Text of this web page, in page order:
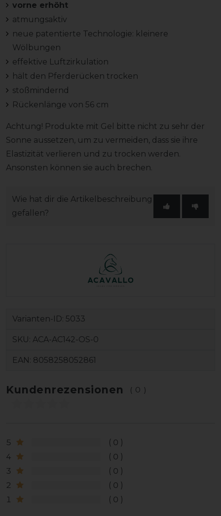
vorne erhöht
atmungsaktiv
neue patentierte Technologie: kleinere
Wölbungen
effektive Luftzirkulation
hält den Pferderücken trocken
stoßmindernd
Rückenlänge von 56 cm
Achtung! Produkte mit Gel bitte nicht zu sehr der
Sonne aussetzen, um zu vermeiden, dass sie ihre
Elastizität verlieren und zu trocken werden.
Ansonsten können sie auch brechen.
Wie hat dir die Artikelbeschreibung
gefallen?
Varianten-ID: 5033
SKU: ACA-AC142-OS-0
EAN: 8058258052861
Kundenrezensionen (0)
5
0
4
0
3
0
2
0
1
0